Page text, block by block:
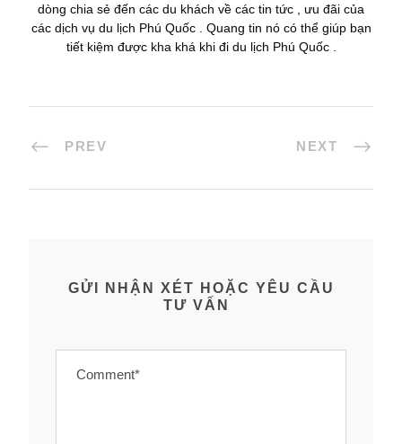
dòng chia sẻ đến các du khách về các tin tức , ưu đãi của
các dịch vụ du lịch Phú Quốc . Quang tin nó có thể giúp bạn
tiết kiệm được kha khá khi đi du lịch Phú Quốc .
PREV NEXT
GỬI NHẬN XÉT HOẶC YÊU CẦU
TƯ VẤN